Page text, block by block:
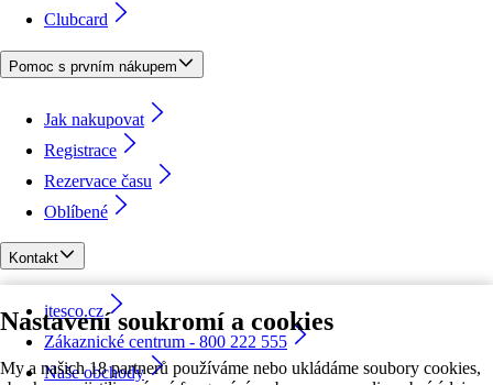
Nastavení soukromí a cookies
My a našich 18 partnerů používáme nebo ukládáme soubory cookies,
Clubcard
Pomoc s prvním nákupem
Jak nakupovat
Registrace
Rezervace času
Oblíbené
Kontakt
itesco.cz
Zákaznické centrum - 800 222 555
Naše obchody